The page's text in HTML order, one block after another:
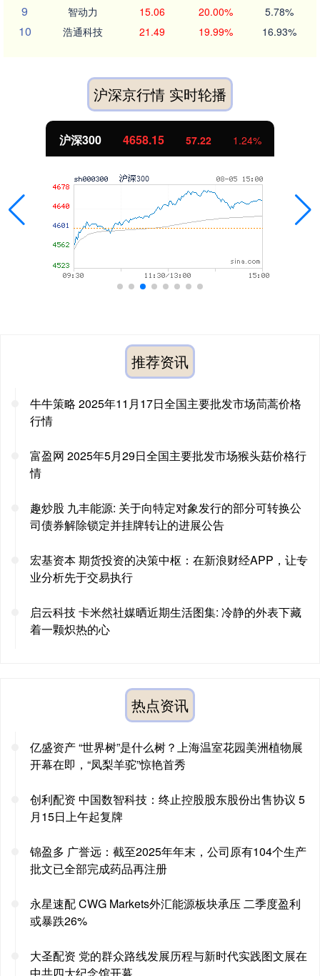
9 智动力 15.06 20.00% 5.78%
10 浩通科技 21.49 19.99% 16.93%
沪深京行情 实时轮播
沪深300 4658.15 57.22 1.24%
推荐资讯
牛牛策略 2025年11月17日全国主要批发市场茼蒿价格
行情
富盈网 2025年5月29日全国主要批发市场猴头菇价格行
情
趣炒股 九丰能源: 关于向特定对象发行的部分可转换公
司债券解除锁定并挂牌转让的进展公告
宏基资本 期货投资的决策中枢：在新浪财经APP，让专
业分析先于交易执行
启云科技 卡米然社媒晒近期生活图集: 冷静的外表下藏
着一颗炽热的心
热点资讯
亿盛资产 “世界树”是什么树？上海温室花园美洲植物展
开幕在即，“凤梨羊驼”惊艳首秀
创利配资 中国数智科技：终止控股股东股份出售协议 5
月15日上午起复牌
锦盈多 广誉远：截至2025年年末，公司原有104个生产
批文已全部完成药品再注册
永星速配 CWG Markets外汇能源板块承压 二季度盈利
或暴跌26%
大圣配资 党的群众路线发展历程与新时代实践图文展在